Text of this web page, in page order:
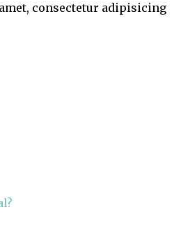
consectetur adipisicing